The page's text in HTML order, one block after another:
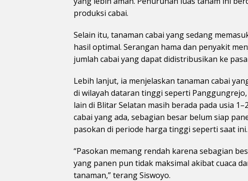
produksi cabai.
Selain itu, tanaman cabai yang sedang
hasil optimal. Serangan hama dan penyakit
jumlah cabai yang dapat didistribusikan ke
Lebih lanjut, ia menjelaskan tanaman cabai
di wilayah dataran tinggi seperti
lain di Blitar Selatan masih berada pada usia
cabai yang ada, sebagian besar belum siap
pasokan di periode harga tinggi seperti saat ini.
“Pasokan memang rendah karena sebagian
yang panen pun tidak maksimal akibat cuaca
tanaman,” terang Siswoyo.